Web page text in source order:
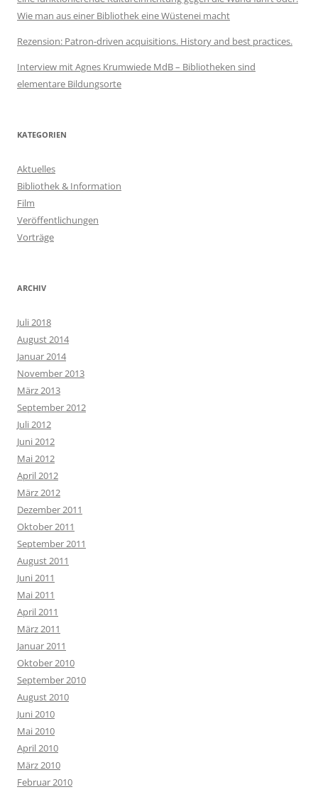
Wie man aus einer Bibliothek eine Wüstenei macht
Rezension: Patron-driven acquisitions. History and best practices.
Interview mit Agnes Krumwiede MdB – Bibliotheken sind
elementare Bildungsorte
KATEGORIEN
Aktuelles
Bibliothek & Information
Film
Veröffentlichungen
Vorträge
ARCHIV
Juli 2018
August 2014
Januar 2014
November 2013
März 2013
September 2012
Juli 2012
Juni 2012
Mai 2012
April 2012
März 2012
Dezember 2011
Oktober 2011
September 2011
August 2011
Juni 2011
Mai 2011
April 2011
März 2011
Januar 2011
Oktober 2010
September 2010
August 2010
Juni 2010
Mai 2010
April 2010
März 2010
Februar 2010